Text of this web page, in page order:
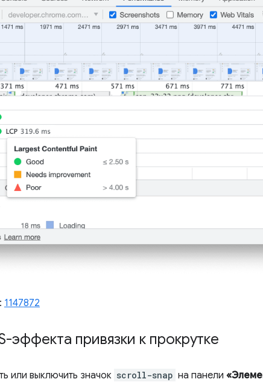
1147872
эффекта привязки к прокрутке
или выключить значок scroll-snap на панели